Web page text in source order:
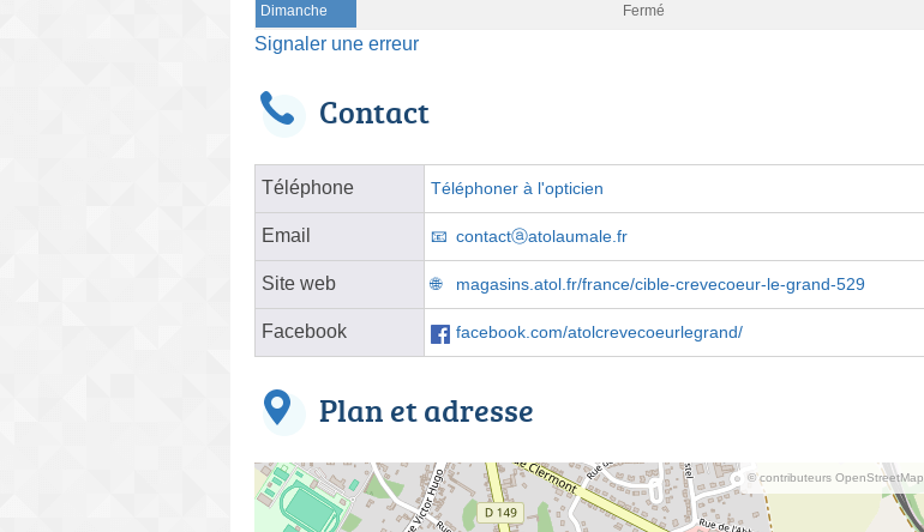
Dimanche Fermé
Signaler une erreur
Contact
Téléphone Téléphoner à l'opticien
Email contactⓐatolaumale.fr
Site web magasins.atol.fr/france/cible-crevecoeur-le-grand-529
Facebook facebook.com/atolcrevecoeurlegrand/
Plan et adresse
© contributeurs OpenStreetMap